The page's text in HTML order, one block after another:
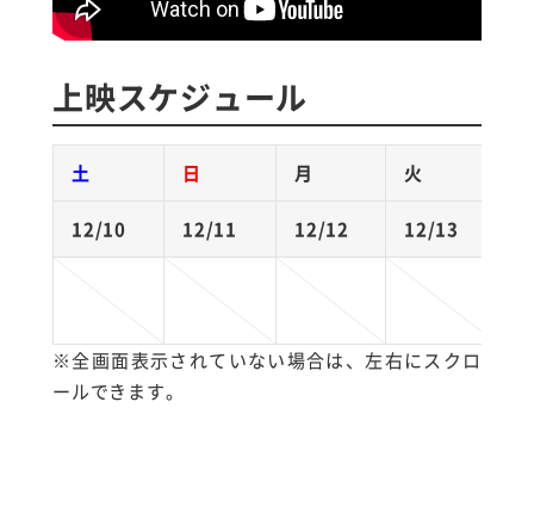
上映スケジュール
土 日 月 火
12/10 12/11 12/12 12/13
※全画面表示されていない場合は、左右にスクロ
ールできます。